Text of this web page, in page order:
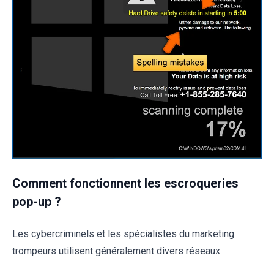
Comment fonctionnent les escroqueries
pop-up ?
Les cybercriminels et les spécialistes du marketing
trompeurs utilisent généralement divers réseaux